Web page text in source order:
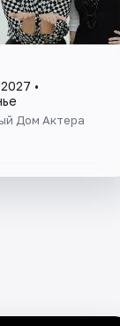
•
Дом Актера